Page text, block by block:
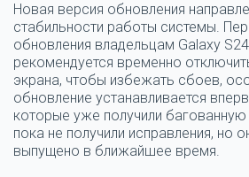
Новая версия обновления
стабильности работы системы.
обновления владельцам Galaxy S24
рекомендуется временно
экрана, чтобы избежать сбоев,
обновление устанавливается
которые уже получили
пока не получили исправления, но
выпущено в ближайшее время.